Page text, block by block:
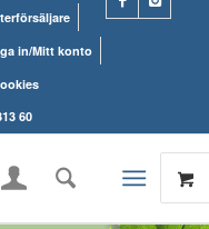
in/Mitt konto
60